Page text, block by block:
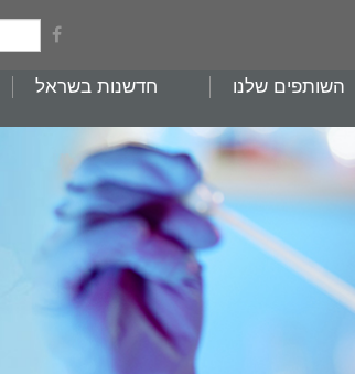
השותפים שלנו חדשנות בשראל